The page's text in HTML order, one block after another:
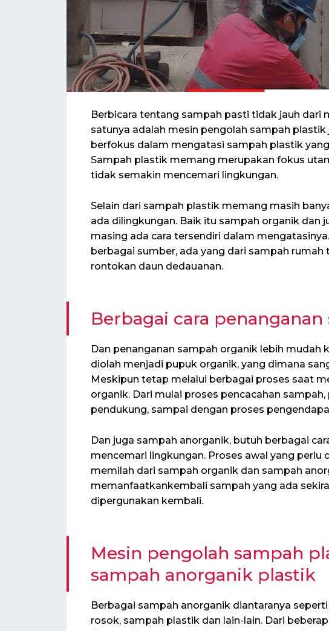
Berbicara tentang sampah pasti tidak jauh dari
satunya adalah mesin pengolah sampah plastik
berfokus dalam mengatasi sampah plastik
Sampah plastik memang merupakan fokus
tidak semakin mencemari lingkungan.
Selain dari sampah plastik memang masih
ada dilingkungan. Baik itu sampah organik dan
masing ada cara tersendiri dalam
berbagai sumber, ada yang dari sampah
rontokan daun dedauanan.
Berbagai cara penanganan
Dan penanganan sampah organik lebih mudah
diolah menjadi pupuk organik, yang dimana
Meskipun tetap melalui berbagai proses saat
organik. Dari mulai proses pencacahan
pendukung, sampai dengan proses
Dan juga sampah anorganik, butuh berbagai
mencemari lingkungan. Proses awal yang perlu
memilah dari sampah organik dan sampah
memanfaatkankembali sampah yang ada
dipergunakan kembali.
Mesin pengolah sampah
sampah anorganik plastik
Berbagai sampah anorganik diantaranya
rosok, sampah plastik dan lain-lain. Dari